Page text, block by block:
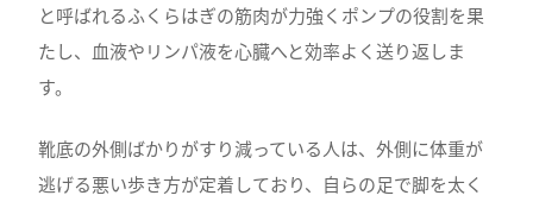
と呼ばれるふくらはぎの筋肉が力強くポンプの役割を果
たし、血液やリンパ液を心臓へと効率よく送り返しま
す。
靴底の外側ばかりがすり減っている人は、外側に体重が
逃げる悪い歩き方が定着しており、自らの足で脚を太く